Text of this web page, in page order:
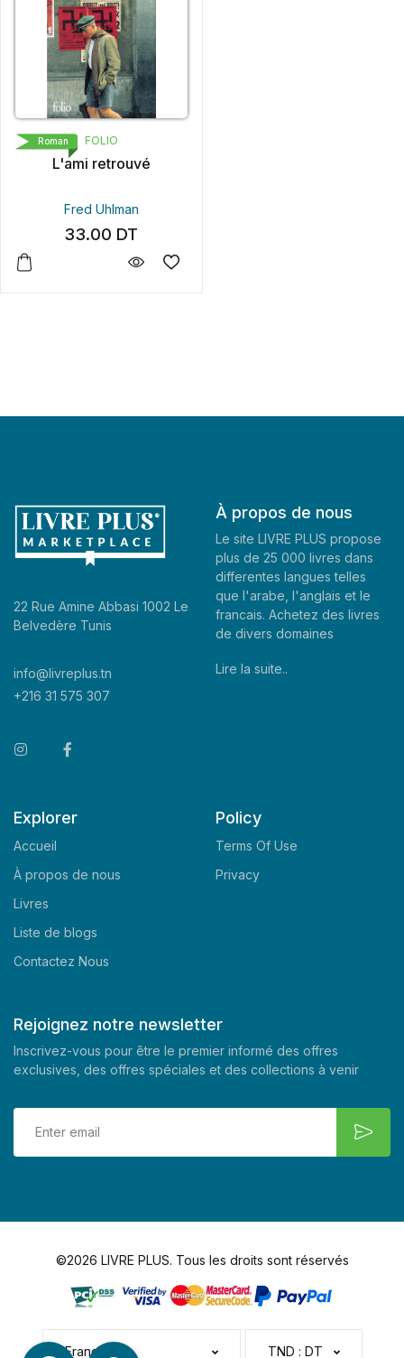
FOLIO
L'ami retrouvé
Fred Uhlman
33.00 DT
Roman
22 Rue Amine Abbasi 1002 Le
Belvedère Tunis
info@livreplus.tn
+216 31 575 307
À propos de nous
Le site LIVRE PLUS propose
plus de 25 000 livres dans
differentes langues telles
que l'arabe, l'anglais et le
francais. Achetez des livres
de divers domaines
Lire la suite..
Explorer
Accueil
À propos de nous
Livres
Liste de blogs
Contactez Nous
Policy
Terms Of Use
Privacy
Rejoignez notre newsletter
Inscrivez-vous pour être le premier informé des offres
exclusives, des offres spéciales et des collections à venir
©2026 LIVRE PLUS. Tous les droits sont réservés
Français TND : DT